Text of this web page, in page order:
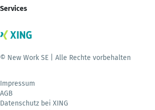
Services
© New Work SE | Alle Rechte vorbehalten
Impressum
AGB
Datenschutz bei XING